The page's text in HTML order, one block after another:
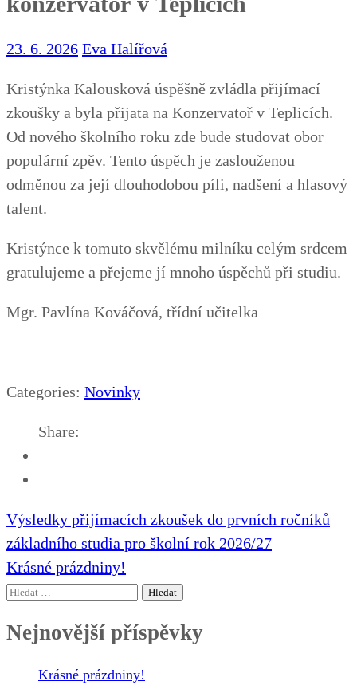
23. 6. 2026 Eva Halířová
Kristýnka Kalousková úspěšně zvládla přijímací
zkoušky a byla přijata na Konzervatoř v Teplicích.
Od nového školního roku zde bude studovat obor
populární zpěv. Tento úspěch je zaslouženou
odměnou za její dlouhodobou píli, nadšení a hlasový
talent.
Kristýnce k tomuto skvělému milníku celým srdcem
gratulujeme a přejeme jí mnoho úspěchů při studiu.
Mgr. Pavlína Kováčová, třídní učitelka
Categories: Novinky
Share:
Navigace
pro
příspěvek
Výsledky přijímacích zkoušek do prvních ročníků
základního studia pro školní rok 2026/27
Krásné prázdniny!
Vyhledávání
Nejnovější příspěvky
Krásné prázdniny!